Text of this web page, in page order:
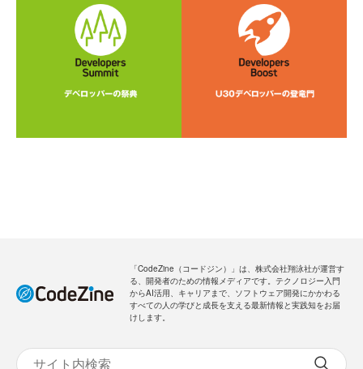
「CodeZine（コードジン）」は、株式会社翔泳社が運営す
る、開発者のための情報メディアです。テクノロジー入門
からAI活用、キャリアまで、ソフトウェア開発にかかわる
すべての人の学びと成長を支える最新情報と実践知をお届
けします。